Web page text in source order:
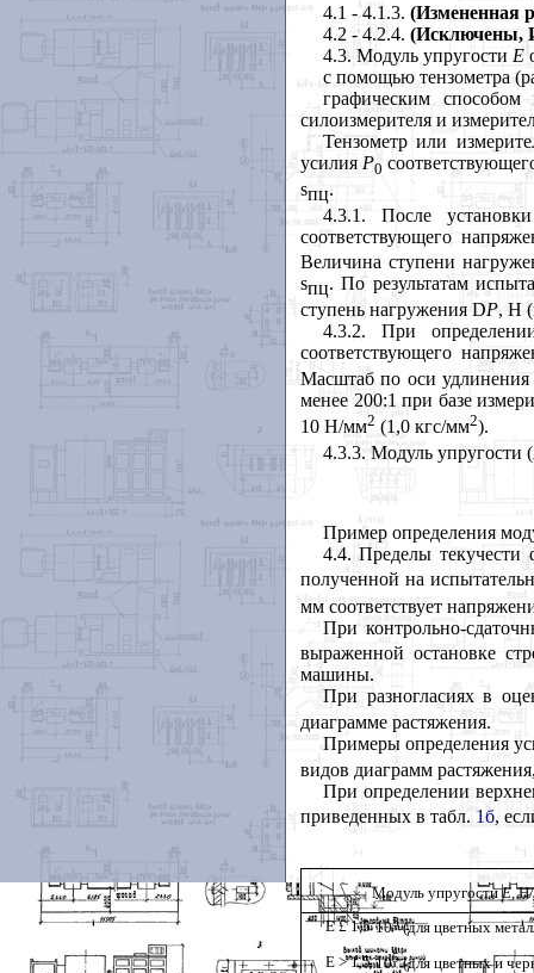
4.1 - 4.1.3. (Измененная
4.2 - 4.2.4. (Исключены,
4.3. Модуль упругости Е
с помощью тензометра
графическим способом
силоизмерителя и
Тензометр или
усилия Р0
sпц.
4.3.1. После
соответствующего
Величина ступени
sпц. По результатам
ступень нагруженияDP, Н
4.3.2. При
соответствующего
Масштаб по оси
менее 200:1 при базе
10 Н/мм2 (1,0 кгс/мм2).
4.3.3. Модуль упругости (
Пример определения
4.4. Пределы текучести
полученной на
мм соответствует
При контрольно-
выраженной остановке
машины.
При разногласиях в
диаграмме растяжения.
Примеры определения
видов диаграмм
При определении
приведенных в табл. 1б,
Модуль упругостиЕ,
Е£1,5´105(для цветных
Е > 1,5´105(для цветных и